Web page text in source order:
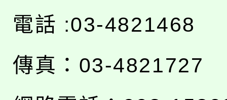
電話 :03-4821468
傳真：03-4821727